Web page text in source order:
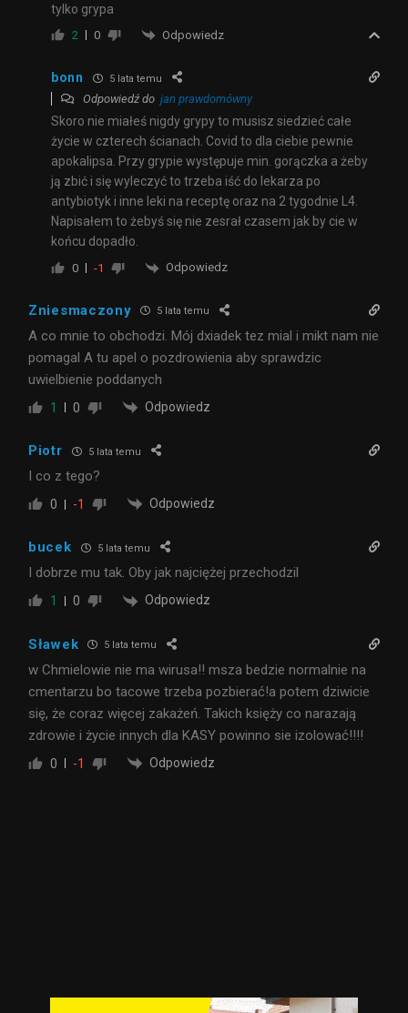
tylko grypa
2 0 Odpowiedz
bonn 5 lata temu
Odpowiedź do jan prawdomówny
Skoro nie miałeś nigdy grypy to musisz siedzieć całe
życie w czterech ścianach. Covid to dla ciebie pewnie
apokalipsa. Przy grypie występuje min. gorączka a żeby
ją zbić i się wyleczyć to trzeba iść do lekarza po
antybiotyk i inne leki na receptę oraz na 2 tygodnie L4.
Napisałem to żebyś się nie zesrał czasem jak by cie w
końcu dopadło.
0 -1 Odpowiedz
Zniesmaczony 5 lata temu
A co mnie to obchodzi. Mój dxiadek tez mial i mikt nam nie
pomagal A tu apel o pozdrowienia aby sprawdzic
uwielbienie poddanych
1 0 Odpowiedz
Piotr 5 lata temu
I co z tego?
0 -1 Odpowiedz
bucek 5 lata temu
I dobrze mu tak. Oby jak najciężej przechodzil
1 0 Odpowiedz
Sławek 5 lata temu
w Chmielowie nie ma wirusa!! msza bedzie normalnie na
cmentarzu bo tacowe trzeba pozbierać!a potem dziwicie
się, że coraz więcej zakażeń. Takich księży co narazają
zdrowie i życie innych dla KASY powinno sie izolować!!!!
0 -1 Odpowiedz